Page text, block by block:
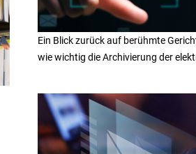
Ein Blick zurück auf berühmte
wie wichtig die Archivierung der